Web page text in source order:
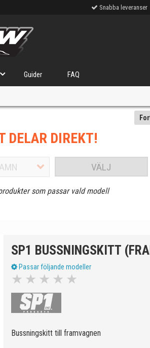
Snabba leveranser
Guider FAQ
DELAR DIREKT!
VÄLJ
som passar vald modell
SP1 BUSSNINGSKITT
Passar följande modeller
★ ★ ★ ★ ★
Bussningskitt till framvagnen